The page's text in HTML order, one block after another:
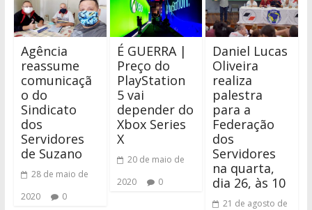
Agência
reassume
comunicaçã
o do
Sindicato
dos
Servidores
de Suzano
28 de maio de
2020
0
É GUERRA |
Preço do
PlayStation
5 vai
depender do
Xbox Series
X
20 de maio de
2020
0
Daniel Lucas
Oliveira
realiza
palestra
para a
Federação
dos
Servidores
na quarta,
dia 26, às 10
21 de agosto de